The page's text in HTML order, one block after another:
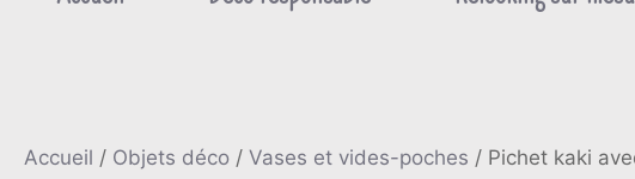
Accueil / Objets déco / Vases et vides-poches / Pichet kaki